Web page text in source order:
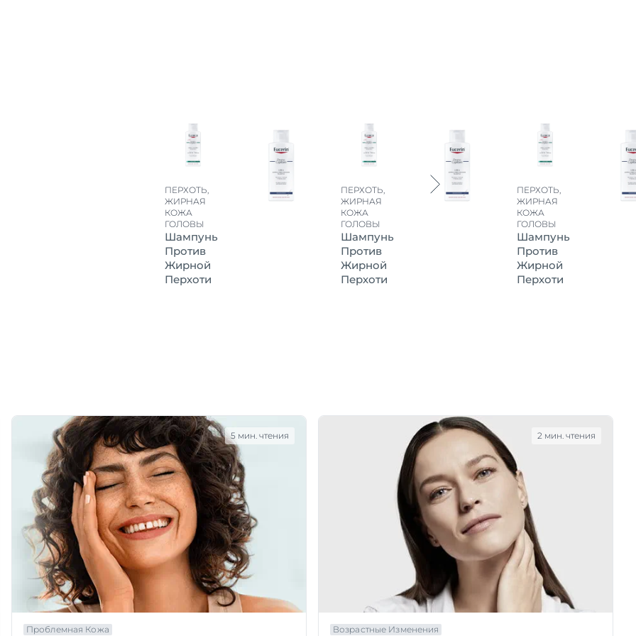
ПЕРХОТЬ,
ЖИРНАЯ
КОЖА
ГОЛОВЫ
Шампунь
Против
Жирной
Перхоти
ПЕРХОТЬ,
ЖИРНАЯ
КОЖА
ГОЛОВЫ
Шампунь
Против
Жирной
Перхоти
ПЕРХОТЬ,
ЖИРНАЯ
КОЖА
ГОЛОВЫ
Шампунь
Против
Жирной
Перхоти
Проблемная Кожа
5 мин. чтения
Возрастные Изменения
2 мин. чтения